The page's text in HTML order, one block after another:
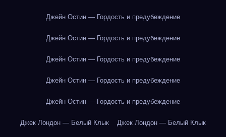
Джейн Остин — Гордость и предубеждение
Джейн Остин — Гордость и предубеждение
Джейн Остин — Гордость и предубеждение
Джейн Остин — Гордость и предубеждение
Джейн Остин — Гордость и предубеждение
Джек Лондон — Белый Клык Джек Лондон — Белый Клык